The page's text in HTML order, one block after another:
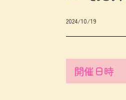
2024/10/19
開催日時